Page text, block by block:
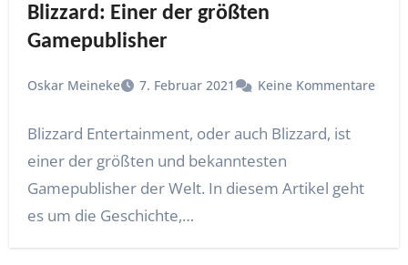
Blizzard: Einer der größten
Gamepublisher
Oskar Meineke 7. Februar 2021 Keine Kommentare
Blizzard Entertainment, oder auch Blizzard, ist
einer der größten und bekanntesten
Gamepublisher der Welt. In diesem Artikel geht
es um die Geschichte,…